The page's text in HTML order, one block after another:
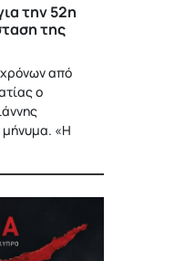
την 52η
της
από
ο
μήνυμα. «Η